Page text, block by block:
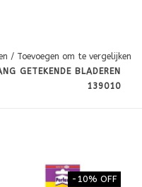
/ Toevoegen om te vergelijken
GETEKENDE BLADEREN
139010
-10% OFF